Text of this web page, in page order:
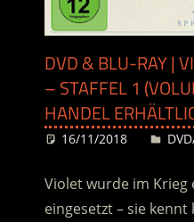
DVD & BLU-RAY |
– STAFFEL 1
HANDEL
16/11/2018
Violet wurde im Krieg
eingesetzt – sie